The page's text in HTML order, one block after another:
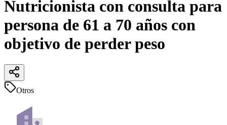
Nutricionista con consulta para
persona de 61 a 70 años con
objetivo de perder peso
Otros